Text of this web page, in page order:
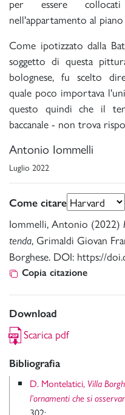
per essere
nell'appartamento al
Come ipotizzato dalla
soggetto di questa
bolognese, fu scelto
quale poco importava
questo quindi che il
baccanale - non trova
Antonio Iommelli
Luglio 2022
Come citare
Iommelli, Antonio (2022)
tenda, Grimaldi Giovan
Borghese. DOI: https://
Copia citazione
Download
Scarica pdf
Bibliografia
D. Montelatici, Villa
l’ornamenti che si